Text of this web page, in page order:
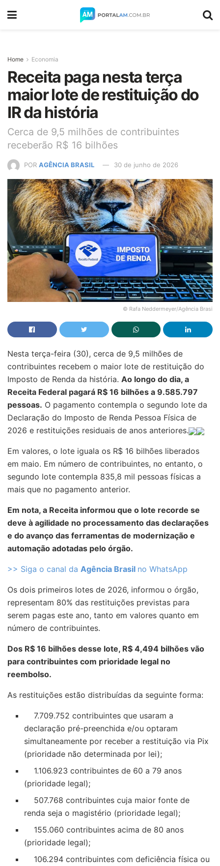
Home Economia
Receita paga nesta terça
maior lote de restituição do
IR da história
Cerca de 9,5 milhões de contribuintes
receberão R$ 16 bilhões
POR AGÊNCIA BRASIL 30 de junho de 2026
© Rafa Neddermeyer/Agência Brasi
Nesta terça-feira (30), cerca de 9,5 milhões de
contribuintes recebem o maior lote de restituição do
Imposto de Renda da história. Ao longo do dia, a
Receita Federal pagará R$ 16 bilhões a 9.585.797
pessoas. O pagamento contempla o segundo lote da
Declaração do Imposto de Renda Pessoa Física de
2026 e restituições residuais de anos anteriores.
Em valores, o lote iguala os R$ 16 bilhões liberados
em maio. Em número de contribuintes, no entanto, o
segundo lote contempla 835,8 mil pessoas físicas a
mais que no pagamento anterior.
Em nota, a Receita informou que o lote recorde se
deve à agilidade no processamento das declarações
e do avanço das ferramentas de modernização e
automação adotadas pelo órgão.
>> Siga o canal da Agência Brasil no WhatsApp
Os dois primeiros lotes de 2026, informou o órgão,
representam 80% das restituições previstas para
serem pagas este ano, tanto em valores quanto em
número de contribuintes.
Dos R$ 16 bilhões desse lote, R$ 4,494 bilhões vão
para contribuintes com prioridade legal no
reembolso.
As restituições estão distribuídas da seguinte forma:
7.709.752 contribuintes que usaram a
declaração pré-preenchida e/ou optaram
simultaneamente por receber a restituição via Pix
(prioridade não determinada por lei);
1.106.923 contribuintes de 60 a 79 anos
(prioridade legal);
507.768 contribuintes cuja maior fonte de
renda seja o magistério (prioridade legal);
155.060 contribuintes acima de 80 anos
(prioridade legal);
106.294 contribuintes com deficiência física ou